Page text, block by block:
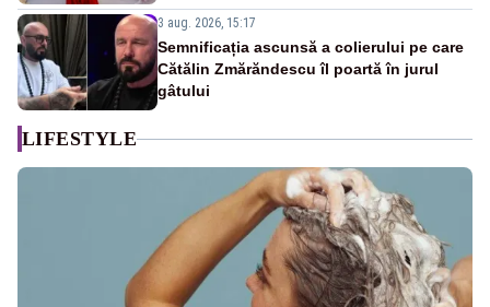
3 aug. 2026, 15:17
Semnificația ascunsă a colierului pe care
Cătălin Zmărăndescu îl poartă în jurul
gâtului
LIFESTYLE